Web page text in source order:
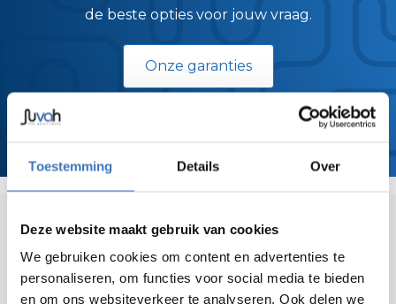
Toestemming Details Over
Deze website maakt gebruik van cookies
We gebruiken cookies om content en advertenties te
personaliseren, om functies voor social media te bieden
en om ons websiteverkeer te analyseren. Ook delen we
de beste opties voor jouw vraag.
Onze garanties
REALISATIEIN DE KIJKER
Samen gaan we voor een gezond binnenklimaat